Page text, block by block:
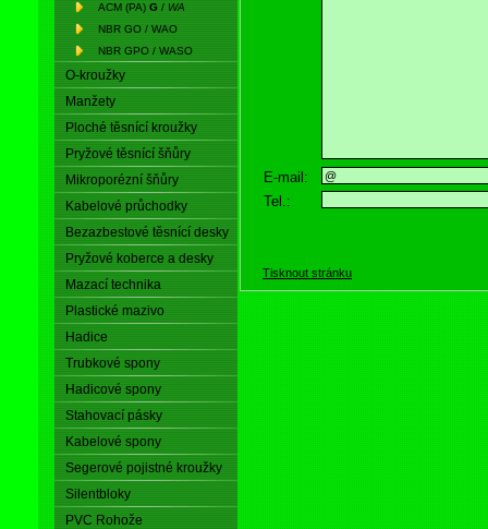
ACM (PA) G / WA
NBR GO / WAO
NBR GPO / WASO
O-kroužky
Manžety
Ploché těsnící kroužky
Pryžové těsnící šňůry
Mikroporézní šňůry
Kabelové průchodky
Bezazbestové těsnící desky
Pryžové koberce a desky
Mazací technika
Plastické mazivo
Hadice
Trubkové spony
Hadicové spony
Stahovací pásky
Kabelové spony
Segerové pojistné kroužky
Silentbloky
PVC Rohože
E-mail:
Tel.:
Tisknout stránku